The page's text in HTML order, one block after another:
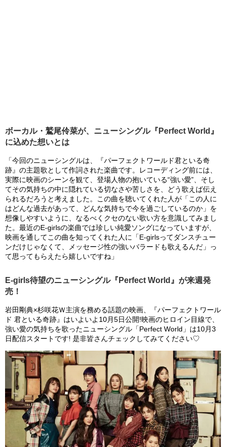
ボーカル・鷲尾伶菜が、ニューシングル『Perfect World』
に込めた想いとは
「今回のニューシングルは、『パーフェクトワールド君といる奇
跡』 の主題歌として作詞された楽曲です。レコーディング前には、
実際に映画のシーンを観て、登場人物の抱いている“強い愛”、そし
てその気持ちの中に隠れている切なさや苦しさを、どう歌えば伝え
られるだろうと考えました。この曲を聴いてくれた人が「この人に
はどんな過去があって、どんな気持ちで今を過ごしているのか」を
想像しやすいように、なるべくクセのない歌い方を意識してみまし
た。最近のE-girlsの楽曲では珍しい純愛ソングになっていますが、
映画を通してこの曲を知ってくれた人に「E-girlsってダンスチュー
ンだけじゃなくて、メッセージ性の強いバラードも歌えるんだ」っ
て思ってもらえたら嬉しいですね」
E-girls待望のニューシングル『Perfect World』が来週発
売！
岩田剛典×杉咲花Ｗ主演を務める話題の映画、『パーフェクトワール
ド 君といる奇跡』はいよいよ10月5日公開!映画のヒロイン目線で、
強い愛の気持ちを歌ったニューシングル「Perfect World」は10月3
日配信スタートです! 是非皆さんチェックしてみてください♡